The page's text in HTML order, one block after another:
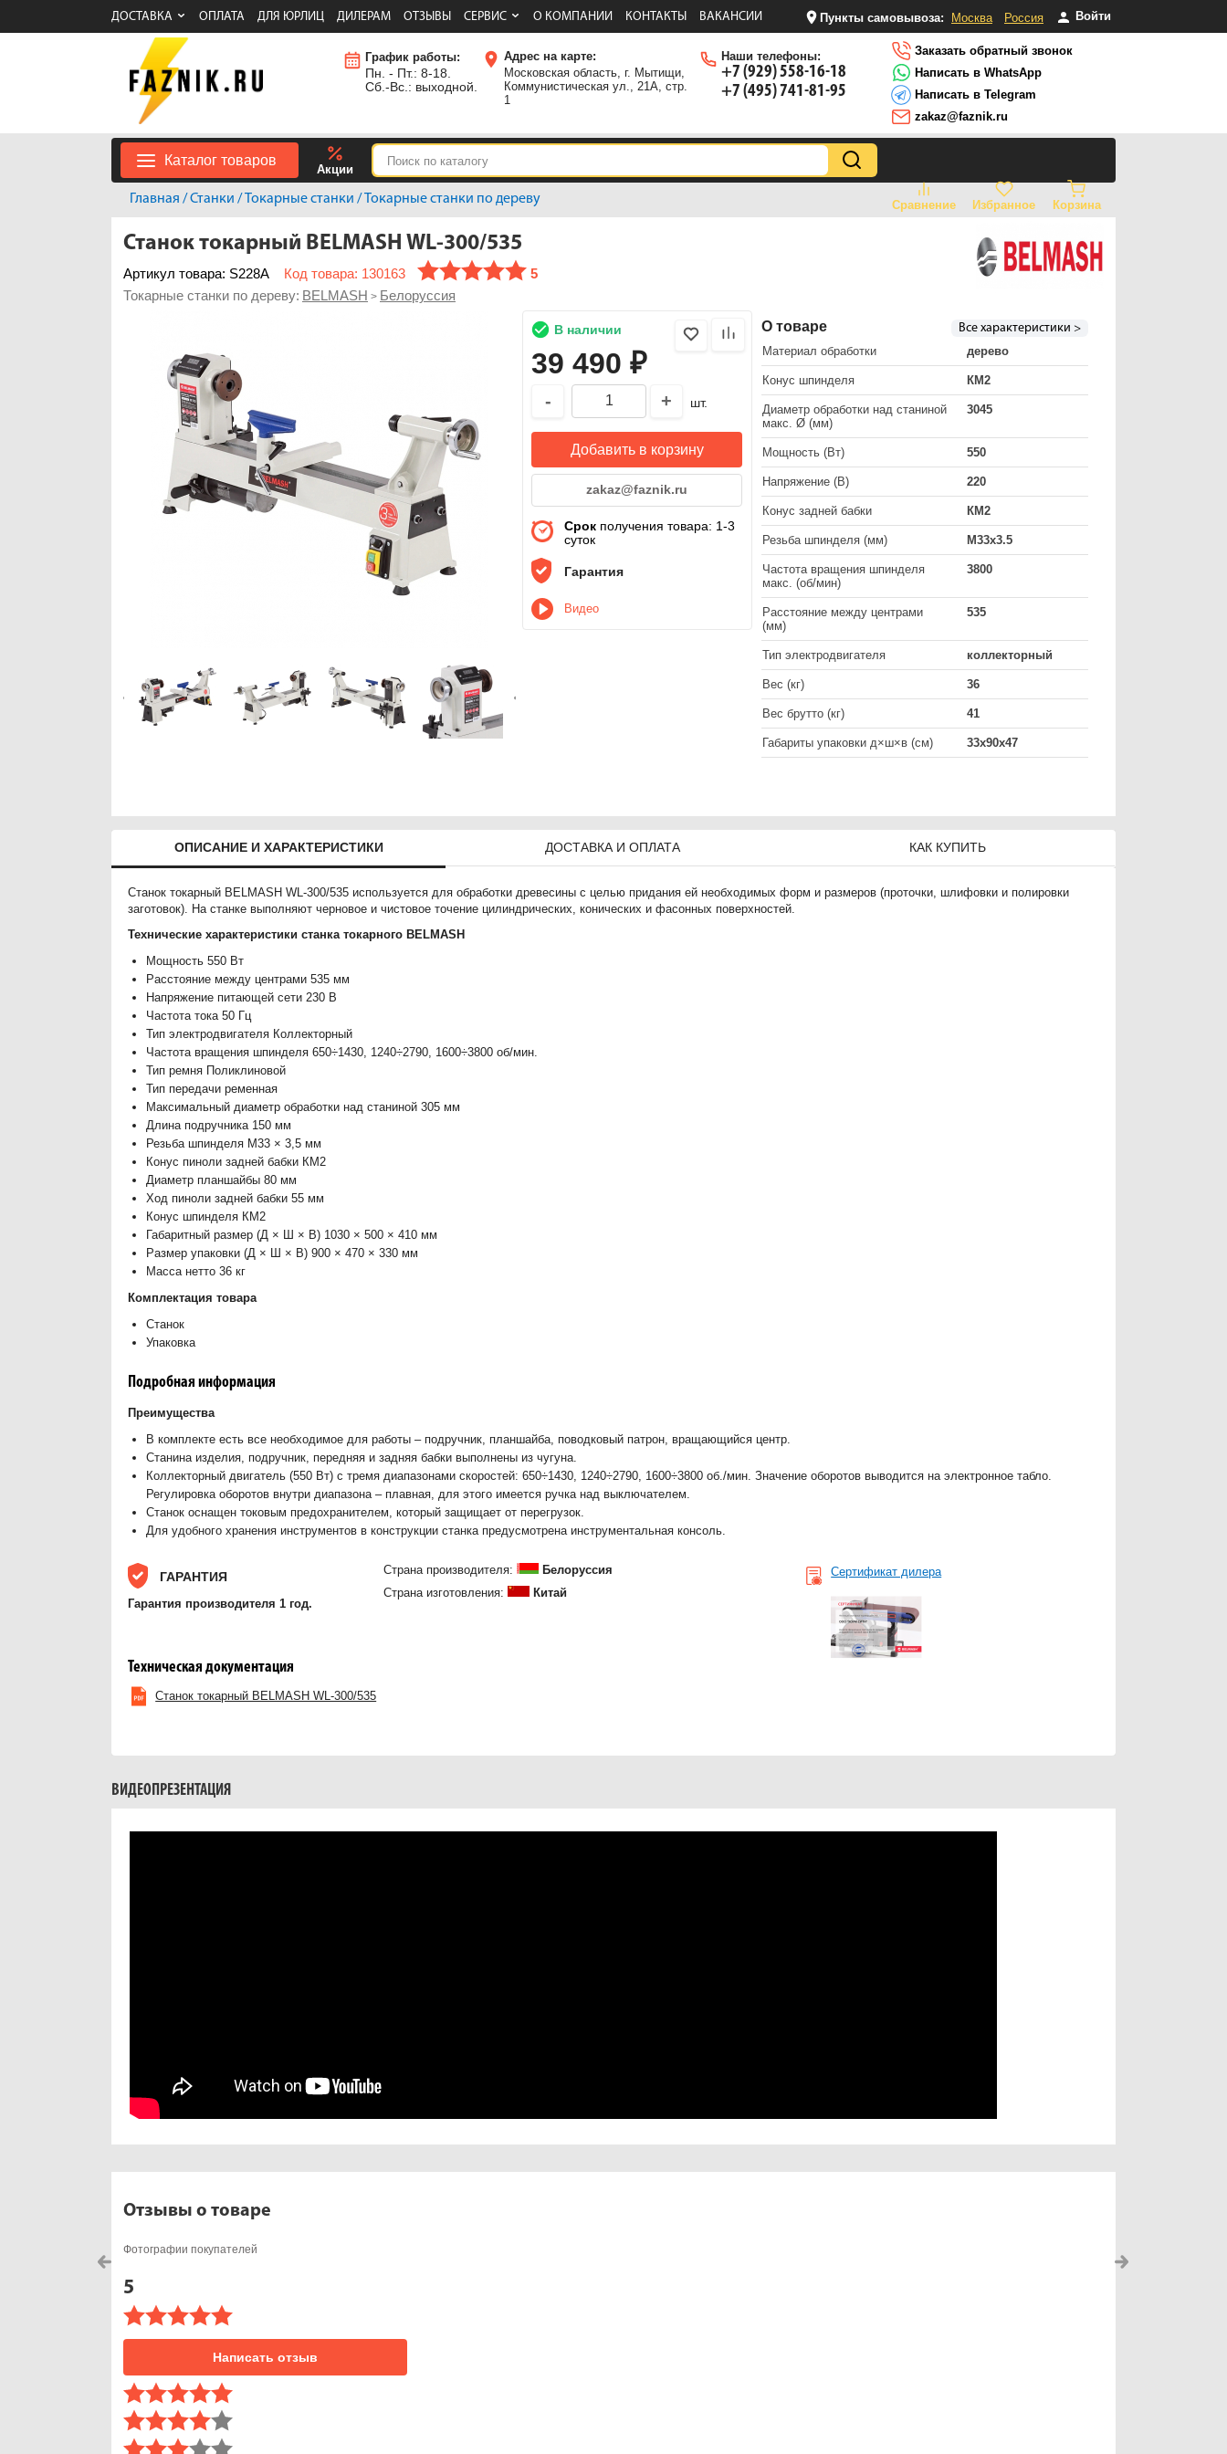
ДОСТАВКА ОПЛАТА ДЛЯ ЮРЛИЦ ДИЛЕРАМ ОТЗЫВЫ СЕРВИС О КОМПАНИИ КОНТАКТЫ ВАКАНСИИ Пункты самовывоза: Москва Россия Войти
График работы:
Пн. - Пт.: 8-18.
Сб.-Вс.: выходной.
Адрес на карте:
Московская область, г. Мытищи,
Коммунистическая ул., 21А, стр.
1
Наши телефоны:
+7 (929) 558-16-18
+7 (495) 741-81-95
Заказать обратный звонок
Написать в WhatsApp
Написать в Telegram
zakaz@faznik.ru
Каталог товаров
Акции
Сравнение Избранное Корзина
Главная /Станки /Токарные станки /Токарные станки по дереву
Станок токарный BELMASH WL-300/535
Артикул товара: S228A Код товара: 130163
5
Токарные станки по дереву: BELMASH > Белоруссия
В наличии
39 490 ₽
- + шт.
Добавить в корзину
zakaz@faznik.ru
Срок получения товара: 1-3
суток
Гарантия
Видео
О товаре
Все характеристики >
Материал обработки
дерево
Конус шпинделя КМ2
Диаметр обработки над станиной
макс. Ø (мм)
3045
Мощность (Вт) 550
Напряжение (В) 220
Конус задней бабки КМ2
Резьба шпинделя (мм) М33х3.5
Частота вращения шпинделя
макс. (об/мин)
3800
Расстояние между центрами
(мм)
535
Тип электродвигателя коллекторный
Вес (кг) 36
Вес брутто (кг) 41
Габариты упаковки д×ш×в (см) 33х90х47
ОПИСАНИЕ И ХАРАКТЕРИСТИКИ ДОСТАВКА И ОПЛАТА КАК КУПИТЬ
Станок токарный BELMASH WL-300/535 используется для обработки древесины c целью придания ей необходимых форм и размеров (проточки, шлифовки и полировки
заготовок). На станке выполняют черновое и чистовое точение цилиндрических, конических и фасонных поверхностей.
Технические характеристики станка токарного BELMASH
Мощность 550 Вт
Расстояние между центрами 535 мм
Напряжение питающей сети 230 В
Частота тока 50 Гц
Тип электродвигателя Коллекторный
Частота вращения шпинделя 650÷1430, 1240÷2790, 1600÷3800 об/мин.
Тип ремня Поликлиновой
Тип передачи ременная
Максимальный диаметр обработки над станиной 305 мм
Длина подручника 150 мм
Резьба шпинделя М33 × 3,5 мм
Конус пиноли задней бабки КМ2
Диаметр планшайбы 80 мм
Ход пиноли задней бабки 55 мм
Конус шпинделя КМ2
Габаритный размер (Д × Ш × В) 1030 × 500 × 410 мм
Размер упаковки (Д × Ш × В) 900 × 470 × 330 мм
Масса нетто 36 кг
Комплектация товара
Станок
Упаковка
Подробная информация
Преимущества
В комплекте есть все необходимое для работы – подручник, планшайба, поводковый патрон, вращающийся центр.
Станина изделия, подручник, передняя и задняя бабки выполнены из чугуна.
Коллекторный двигатель (550 Вт) с тремя диапазонами скоростей: 650÷1430, 1240÷2790, 1600÷3800 об./мин. Значение оборотов выводится на электронное табло.
Регулировка оборотов внутри диапазона – плавная, для этого имеется ручка над выключателем.
Станок оснащен токовым предохранителем, который защищает от перегрузок.
Для удобного хранения инструментов в конструкции станка предусмотрена инструментальная консоль.
ГАРАНТИЯ
Гарантия производителя 1 год.
Страна производителя:
Белоруссия
Страна изготовления:
Китай
Сертификат дилера
Техническая документация
Станок токарный BELMASH WL-300/535
ВИДЕОПРЕЗЕНТАЦИЯ
Отзывы о товаре
Фотографии покупателей
5
Написать отзыв